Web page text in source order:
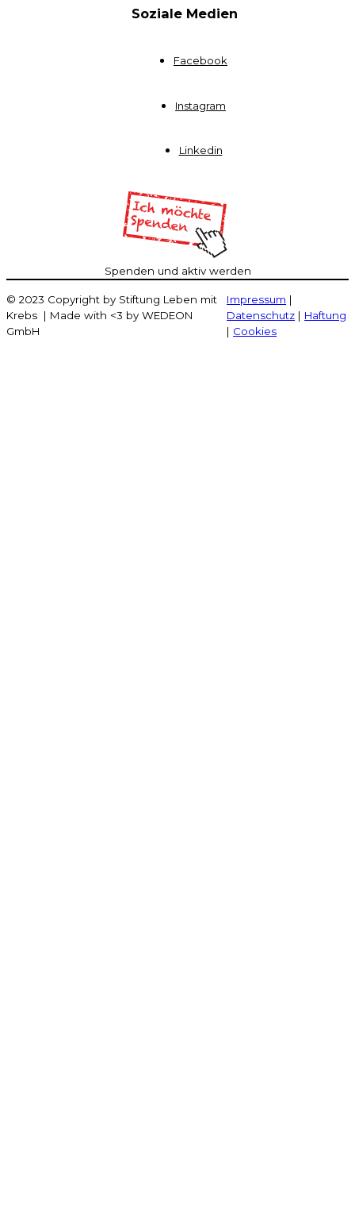
Soziale Medien
Facebook
Instagram
Linkedin
Spenden und aktiv werden
© 2023 Copyright by Stiftung Leben mit
Krebs | Made with <3 by WEDEON
GmbH
Impressum |
Datenschutz | Haftung
| Cookies